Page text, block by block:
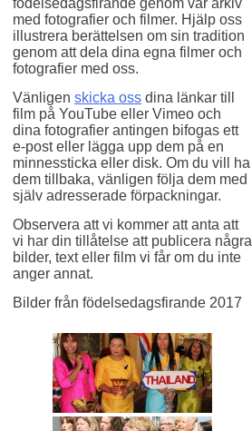
födelsedagsfirande genom vår arkiv
med fotografier och filmer. Hjälp oss
illustrera berättelsen om sin tradition
genom att dela dina egna filmer och
fotografier med oss.
Vänligen skicka oss dina länkar till
film på YouTube eller Vimeo och
dina fotografier antingen bifogas ett
e-post eller lägga upp dem på en
minnessticka eller disk. Om du vill ha
dem tillbaka, vänligen följa dem med
själv adresserade förpackningar.
Observera att vi kommer att anta att
vi har din tillåtelse att publicera några
bilder, text eller film vi får om du inte
anger annat.
Bilder från födelsedagsfirande 2017